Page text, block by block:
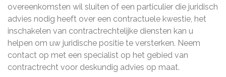
overeenkomsten wil sluiten of een particulier die juridisch
advies nodig heeft over een contractuele kwestie, het
inschakelen van contractrechtelijke diensten kan u
helpen om uw juridische positie te versterken. Neem
contact op met een specialist op het gebied van
contractrecht voor deskundig advies op maat.